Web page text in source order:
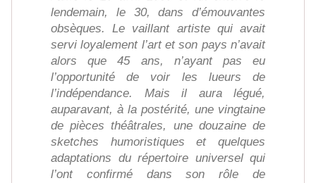
lendemain, le 30, dans d’émouvantes
obsèques. Le vaillant artiste qui avait
servi loyalement l’art et son pays n’avait
alors que 45 ans, n’ayant pas eu
l’opportunité de voir les lueurs de
l’indépendance. Mais il aura légué,
auparavant, à la postérité, une vingtaine
de pièces théâtrales, une douzaine de
sketches humoristiques et quelques
adaptations du répertoire universel qui
l’ont confirmé dans son rôle de